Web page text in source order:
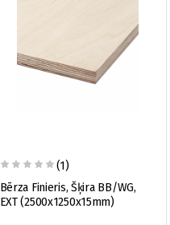
(1)
Bērza Finieris, Šķira BB/WG,
EXT (2500x1250x15mm)